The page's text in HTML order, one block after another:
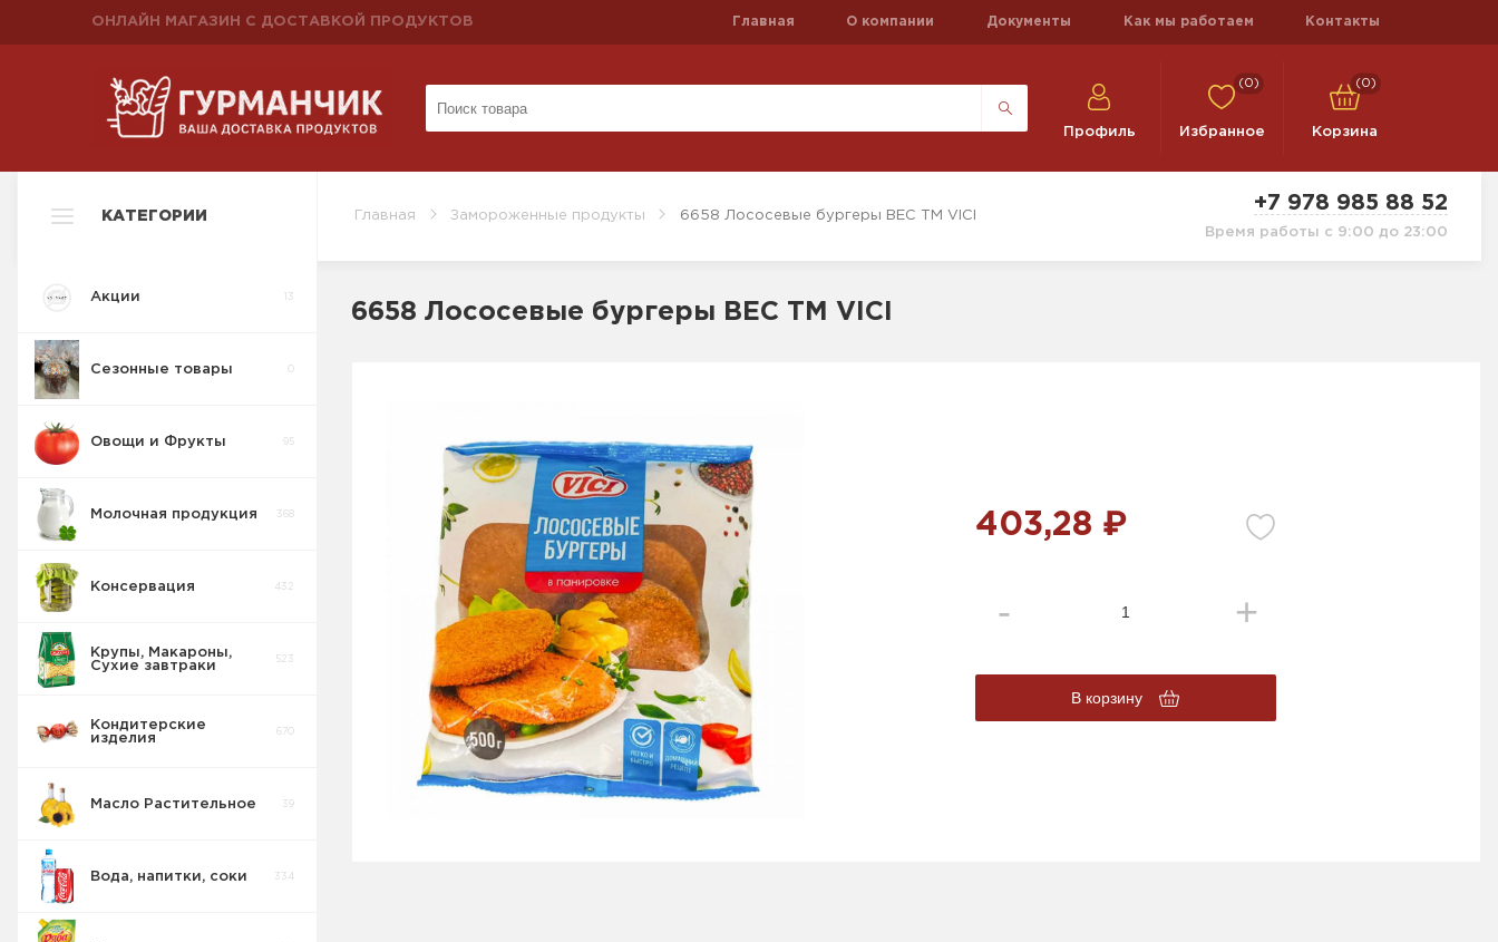
ОНЛАЙН МАГАЗИН С ДОСТАВКОЙ ПРОДУКТОВ Главная О компании Документы Как мы работаем Контакты
Профиль
(0)
Избранное
(0)
Корзина
Главная Замороженные продукты 6658 Лососевые бургеры ВЕС ТМ VICI
+7 978 985 88 52
Время работы с 9:00 до 23:00
КАТЕГОРИИ
Акции 13
Сезонные товары
Овощи и Фрукты 95
Молочная продукция 368
Консервация 432
Крупы, Макароны,
Сухие завтраки
523
Кондитерские
изделия
670
Масло Растительное 39
Вода, напитки, соки 334
6658 Лососевые бургеры ВЕС ТМ VICI
403,28 ₽
В корзину